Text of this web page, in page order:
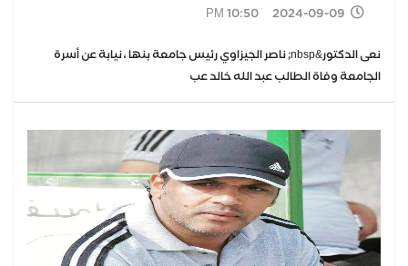
2024-09-09 10:50 PM
نعى الدكتور&nbsp; ناصر الجيزاوي رئيس جامعة بنها ، نيابة عن أسرة
الجامعة وفاة الطالب عبد الله خالد عب